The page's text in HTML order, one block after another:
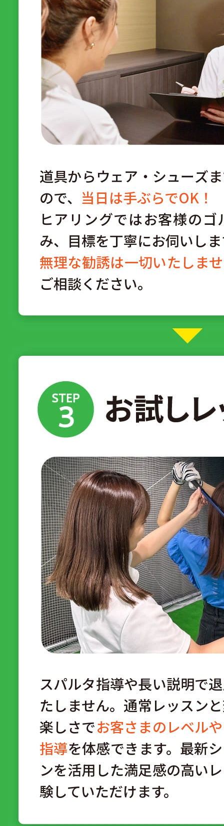
道具からウェア・シューズ
ので、 当日は手ぶらでOK！
ヒアリングではお客様の
み、目標を丁寧にお伺いし
無理な勧誘は一切いたしま
ご相談ください。
スパルタ指導や長い説明で
たしません。通常レッスン
楽しさでお客さまのレベル
指導を体感できます。最新
ンを活用した満足感の高い
験していただけます。